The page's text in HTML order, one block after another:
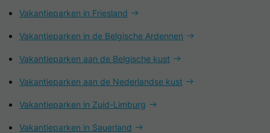
Vakantieparken in Friesland
Vakantieparken in de Belgische Ardennen
Vakantieparken aan de Belgische kust
Vakantieparken aan de Nederlandse kust
Vakantieparken in Zuid-Limburg
Vakantieparken in Sauerland